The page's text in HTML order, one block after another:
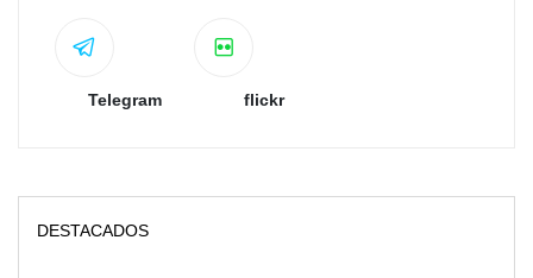
Telegram flickr
DESTACADOS